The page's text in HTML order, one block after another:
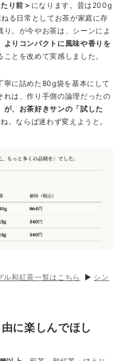
り前＞ になります。昔は200g
る日常としてお茶が家庭に存
。が今やお茶は、シーンによ
よりコンパクトに風味や香りを
とを改めて実感しました。
寧に詰めた80g袋を基本にして
れは、作り手側の論理だったの
が、お茶好きサンの「試した
。ならば迷わず変えようと。
ル和紅茶一覧はこちら ▶ シン
に楽しんでほし